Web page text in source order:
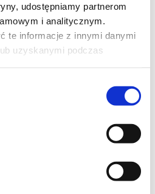
udostępniamy partnerom
i analitycznym.
te informacje z innymi danymi
uzyskanymi podczas